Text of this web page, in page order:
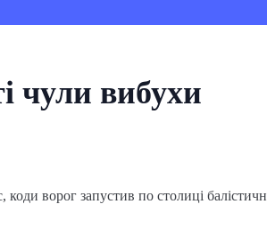
чули вибухи
ворог запустив по столиці